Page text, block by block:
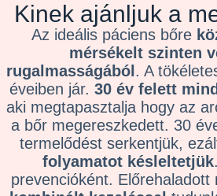
Kinek ajánljuk a
Az ideális páciens bőre
mérsékelt szinten
rugalmasságából . A
éveiben jár. 30 év felett
aki megtapasztalja hogy az
a bőr megereszkedett. 30
termelődést serkentjük,
folyamatot késleltetjük
prevencióként. Előrehaladott